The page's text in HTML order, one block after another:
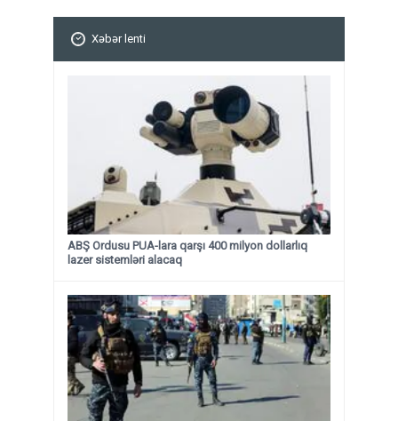
Xəbər lenti
ABŞ Ordusu PUA-lara qarşı 400 milyon dollarlıq
lazer sistemləri alacaq